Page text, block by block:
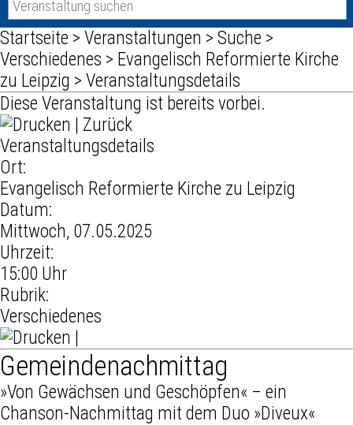
Startseite > Veranstaltungen > Suche >
Verschiedenes > Evangelisch Reformierte Kirche
zu Leipzig > Veranstaltungsdetails
Diese Veranstaltung ist bereits vorbei.
Zurück
Veranstaltungsdetails
Ort:
Evangelisch Reformierte Kirche zu Leipzig
Datum:
Mittwoch, 07.05.2025
Uhrzeit:
15:00 Uhr
Rubrik:
Verschiedenes
Gemeindenachmittag
»Von Gewächsen und Geschöpfen« – ein
Chanson-Nachmittag mit dem Duo »Diveux«